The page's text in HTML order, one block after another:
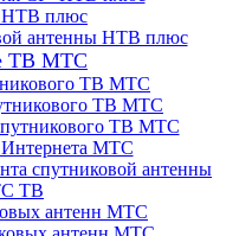
НТВ плюс
антенны НТВ плюс
ТВ МТС
ТВ МТС
ТВ МТС
ТВ МТС
МТС
спутниковой антенны
ТВ
антенн МТС